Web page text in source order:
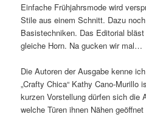
Einfache Frühjahrsmode wird
Stile aus einem Schnitt. Dazu
Basistechniken. Das Editorial
gleiche Horn. Na gucken wir mal…
Die Autoren der Ausgabe kenne
„Crafty Chica“ Kathy Cano-Murillo
kurzen Vorstellung dürfen sich die
welche Türen ihnen Nähen geöffnet